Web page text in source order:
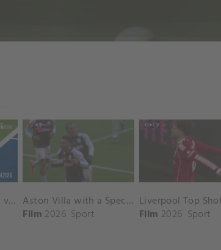
A Panova and Z Yang vs D Schuurs and E Perez Match Highlights - MADRID_Court 8 ( April 24, 2026)
Aston Villa with a Spectacular Goal vs. Nottingham Forest
Film 2026 Sport
Film 2026 Sport